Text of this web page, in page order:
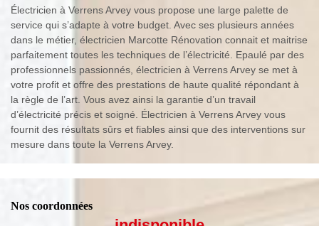
Électricien à Verrens Arvey vous propose une large palette de
service qui s’adapte à votre budget. Avec ses plusieurs années
dans le métier, électricien Marcotte Rénovation connait et maitrise
parfaitement toutes les techniques de l’électricité. Epaulé par des
professionnels passionnés, électricien à Verrens Arvey se met à
votre profit et offre des prestations de haute qualité répondant à
la règle de l’art. Vous avez ainsi la garantie d’un travail
d’électricité précis et soigné. Électricien à Verrens Arvey vous
fournit des résultats sûrs et fiables ainsi que des interventions sur
mesure dans toute la Verrens Arvey.
Nos coordonnées